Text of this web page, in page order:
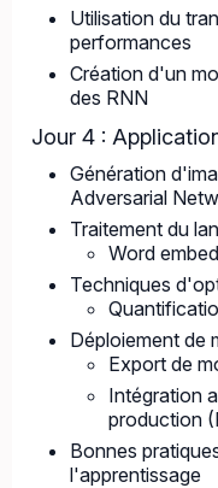
Utilisation du
performances
Création d'un
des RNN
Jour 4 :
Génération
Adversarial
Traitement du
Word
Techniques
Déploiement de
Export de
Intégration
production
Bonnes
l'apprentissage